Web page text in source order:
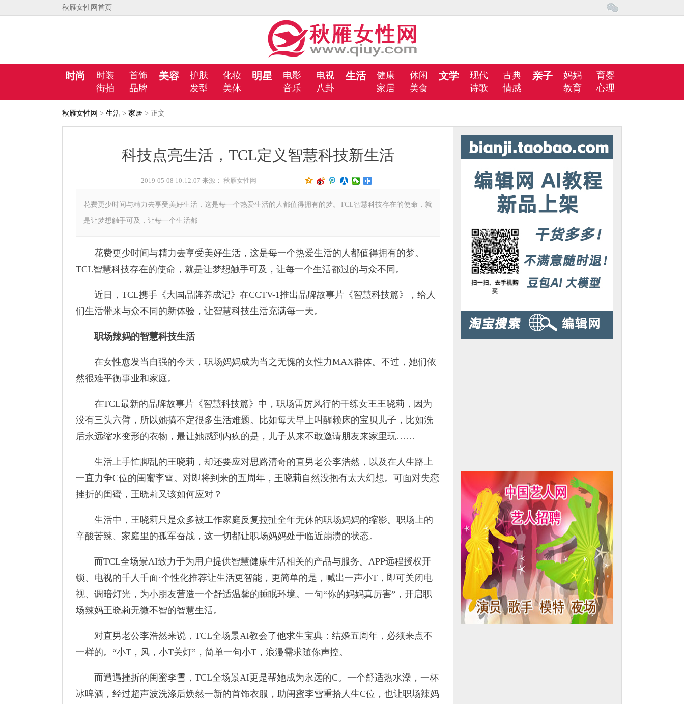
秋雁女性网首页
时尚 时装
首饰
街拍
品牌
美容 护肤
化妆
发型
美体
明星 电影
电视
音乐
八卦
生活 健康
休闲
家居
美食
文学 现代
古典
诗歌
情感
亲子 妈妈
育婴
教育
心理
秋雁女性网 > 生活 > 家居 > 正文
科技点亮生活，TCL定义智慧科技新生活
2019-05-08 10:12:07 来源： 秋雁女性网
花费更少时间与精力去享受美好生活，这是每一个热爱生活的人都值得拥有的梦。TCL智慧科技存在的使命，就
是让梦想触手可及，让每一个生活都
花费更少时间与精力去享受美好生活，这是每一个热爱生活的人都值得拥有的梦。
TCL智慧科技存在的使命，就是让梦想触手可及，让每一个生活都过的与众不同。
近日，TCL携手《大国品牌养成记》在CCTV-1推出品牌故事片《智慧科技篇》，给人
们生活带来与众不同的新体验，让智慧科技生活充满每一天。
职场辣妈的智慧科技生活
在女性愈发当自强的今天，职场妈妈成为当之无愧的女性力MAX群体。不过，她们依
然很难平衡事业和家庭。
在TCL最新的品牌故事片《智慧科技篇》中，职场雷厉风行的干练女王王晓莉，因为
没有三头六臂，所以她搞不定很多生活难题。比如每天早上叫醒赖床的宝贝儿子，比如洗
后永远缩水变形的衣物，最让她感到内疚的是，儿子从来不敢邀请朋友来家里玩……
生活上手忙脚乱的王晓莉，却还要应对思路清奇的直男老公李浩然，以及在人生路上
一直力争C位的闺蜜李雪。对即将到来的五周年，王晓莉自然没抱有太大幻想。可面对失恋
挫折的闺蜜，王晓莉又该如何应对？
生活中，王晓莉只是众多被工作家庭反复拉扯全年无休的职场妈妈的缩影。职场上的
辛酸苦辣、家庭里的孤军奋战，这一切都让职场妈妈处于临近崩溃的状态。
而TCL全场景AI致力于为用户提供智慧健康生活相关的产品与服务。APP远程授权开
锁、电视的千人千面·个性化推荐让生活更智能，更简单的是，喊出一声小T，即可关闭电
视、调暗灯光，为小朋友营造一个舒适温馨的睡眠环境。一句“你的妈妈真厉害”，开启职
场辣妈王晓莉无微不智的智慧生活。
对直男老公李浩然来说，TCL全场景AI教会了他求生宝典：结婚五周年，必须来点不
一样的。“小T，风，小T关灯”，简单一句小T，浪漫需求随你声控。
而遭遇挫折的闺蜜李雪，TCL全场景AI更是帮她成为永远的C。一个舒适热水澡，一杯
冰啤酒，经过超声波洗涤后焕然一新的首饰衣服，助闺蜜李雪重拾人生C位，也让职场辣妈